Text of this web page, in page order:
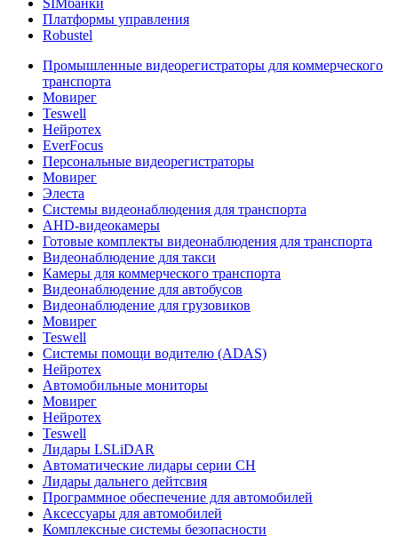
SIMбанки
Платформы управления
Robustel
Промышленные видеорегистраторы для коммерческого
транспорта
Мовирег
Teswell
Нейротех
EverFocus
Персональные видеорегистраторы
Мовирег
Элеста
Системы видеонаблюдения для транспорта
AHD-видеокамеры
Готовые комплекты видеонаблюдения для транспорта
Видеонаблюдение для такси
Камеры для коммерческого транспорта
Видеонаблюдение для автобусов
Видеонаблюдение для грузовиков
Мовирег
Teswell
Системы помощи водителю (ADAS)
Нейротех
Автомобильные мониторы
Мовирег
Нейротех
Teswell
Лидары LSLiDAR
Автоматические лидары серии CH
Лидары дальнего дейтсвия
Программное обеспечение для автомобилей
Аксессуары для автомобилей
Комплексные системы безопасности